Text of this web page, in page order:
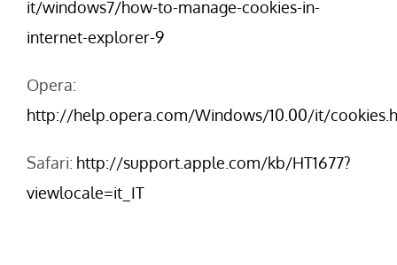
it/windows7/how-to-manage-cookies-in-
internet-explorer-9
Opera:
http://help.opera.com/Windows/10.00/it/
Safari: http://support.apple.com/kb/HT1677?
viewlocale=it_IT